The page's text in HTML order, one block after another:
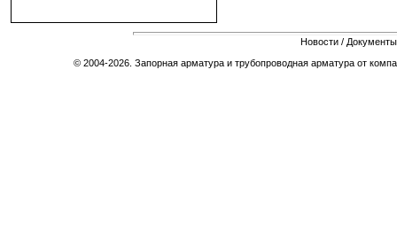
Новости / Документы
© 2004-2026. Запорная арматура и трубопроводная арматура от